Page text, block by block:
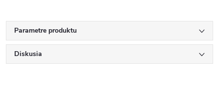
Parametre produktu
Diskusia